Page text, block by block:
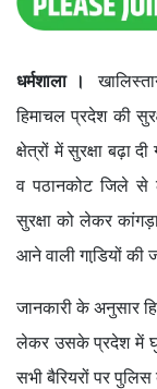
धर्मशाला ।
हिमाचल प्रदेश की
क्षेत्रों में सुरक्षा बढ़ा
व पठानकोट जिले से
सुरक्षा को लेकर
आने वाली गाडि़यों की
जानकारी के अनुसार
लेकर उसके प्रदेश में
सभी बैरियरों पर